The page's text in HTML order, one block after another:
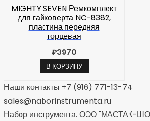
MIGHTY SEVEN Ремкомплект
для гайковерта NC-8382,
пластина передняя
торцевая
₽3970
В КОРЗИНУ
Наши контакты +7 (916) 771-13-74
sales@naborinstrumenta.ru
Набор инструмента. ООО "МАСТАК-